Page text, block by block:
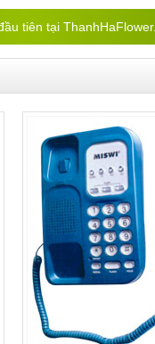
tiên tại